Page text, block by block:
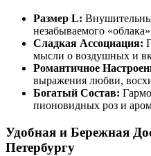
Размер L:
незабываемого
Сладкая Ассоциация:
мысли о воздушных и
Романтичное
выражения любви,
Богатый Состав:
пионовидных роз и
Удобная и Бережная
Петербургу